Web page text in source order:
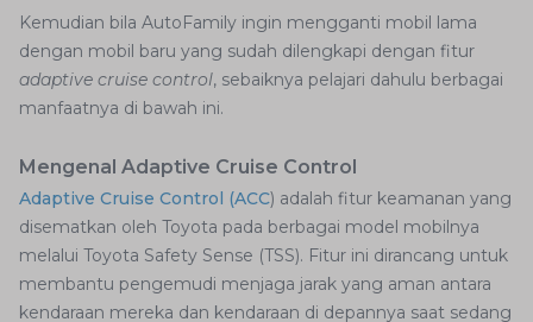
Kemudian bila AutoFamily ingin mengganti mobil lama
dengan mobil baru yang sudah dilengkapi dengan fitur
adaptive cruise control, sebaiknya pelajari dahulu berbagai
manfaatnya di bawah ini.
Mengenal Adaptive Cruise Control
Adaptive Cruise Control (ACC) adalah fitur keamanan yang
disematkan oleh Toyota pada berbagai model mobilnya
melalui Toyota Safety Sense (TSS). Fitur ini dirancang untuk
membantu pengemudi menjaga jarak yang aman antara
kendaraan mereka dan kendaraan di depannya saat sedang